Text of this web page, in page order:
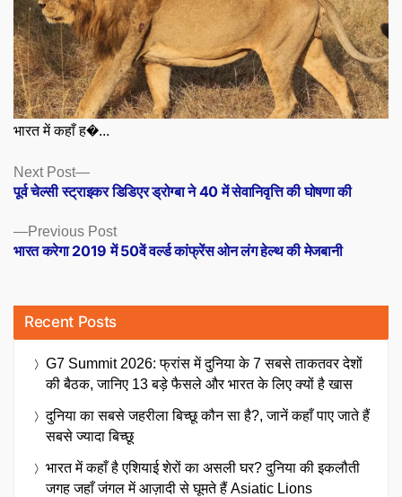
भारत में कहाँ ह�...
Posts
navigation
Previous PostPrevious
post:
भारत करेगा 2019 में 50वें वर्ल्ड कांफ्रेंस ओन लंग हेल्थ की मेजबानी
Next Post
Next
post:
पूर्व चेल्सी स्ट्राइकर डिडिएर ड्रोग्बा ने 40 में सेवानिवृत्ति की घोषणा की
Recent Posts
G7 Summit 2026: फ्रांस में दुनिया के 7 सबसे ताकतवर देशों
की बैठक, जानिए 13 बड़े फैसले और भारत के लिए क्यों है खास
दुनिया का सबसे जहरीला बिच्छू कौन सा है?, जानें कहाँ पाए जाते हैं
सबसे ज्यादा बिच्छू
भारत में कहाँ है एशियाई शेरों का असली घर? दुनिया की इकलौती
जगह जहाँ जंगल में आज़ादी से घूमते हैं Asiatic Lions